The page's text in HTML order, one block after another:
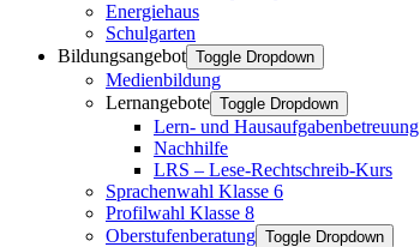
Energiehaus
Schulgarten
Bildungsangebot Toggle Dropdown
Medienbildung
Lernangebote Toggle Dropdown
Lern- und Hausaufgabenbetreuung
Nachhilfe
LRS – Lese-Rechtschreib-Kurs
Sprachenwahl Klasse 6
Profilwahl Klasse 8
Oberstufenberatung Toggle Dropdown